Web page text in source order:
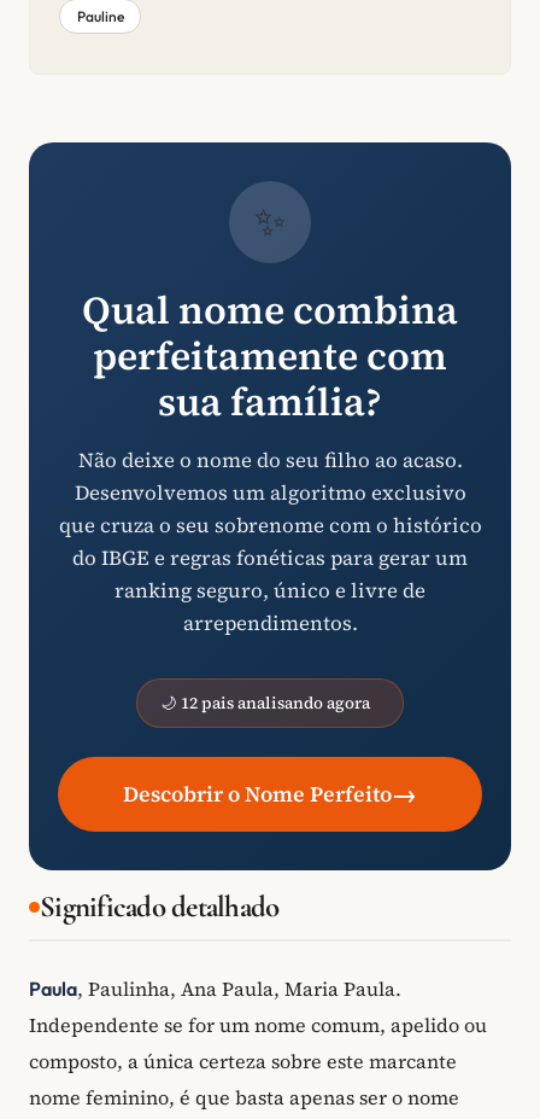
Pauline
✨
Qual nome combina
perfeitamente com
sua família?
Não deixe o nome do seu filho ao acaso.
Desenvolvemos um algoritmo exclusivo
que cruza o seu sobrenome com o histórico
do IBGE e regras fonéticas para gerar um
ranking seguro, único e livre de
arrependimentos.
🌙 12 pais analisando agora
Descobrir o Nome Perfeito→
Significado detalhado
Paula, Paulinha, Ana Paula, Maria Paula.
Independente se for um nome comum, apelido ou
composto, a única certeza sobre este marcante
nome feminino, é que basta apenas ser o nome